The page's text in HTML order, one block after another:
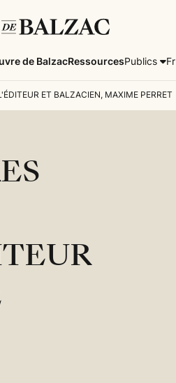
de BalzacRessourcesPublics Fr
ET BALZACIEN, MAXIME PERRET